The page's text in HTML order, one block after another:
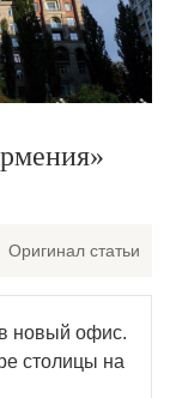
Оригинал статьи
новый офис.
столицы на